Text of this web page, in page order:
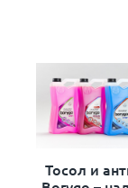
Тосол и